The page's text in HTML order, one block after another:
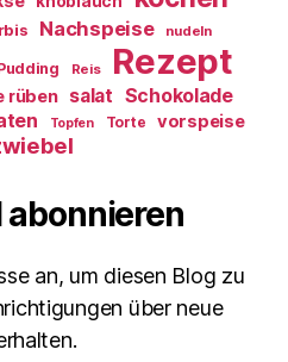
Nachspeise nudeln
Reis Rezept
rüben salat Schokolade
Topfen Torte vorspeise
abonnieren
an, um diesen Blog zu
über neue